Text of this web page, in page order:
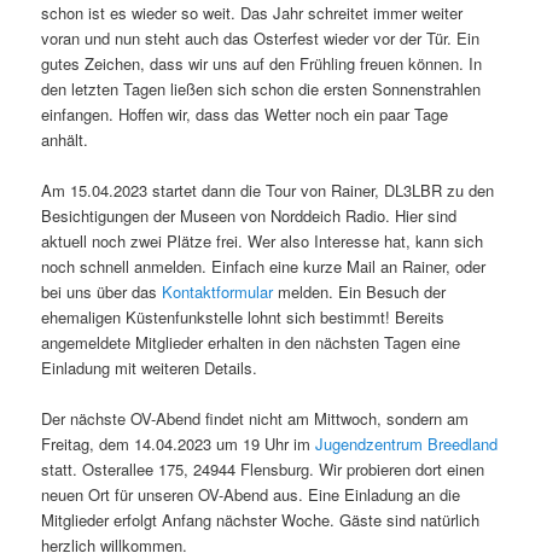
schon ist es wieder so weit. Das Jahr schreitet immer weiter
voran und nun steht auch das Osterfest wieder vor der Tür. Ein
gutes Zeichen, dass wir uns auf den Frühling freuen können. In
den letzten Tagen ließen sich schon die ersten Sonnenstrahlen
einfangen. Hoffen wir, dass das Wetter noch ein paar Tage
anhält.
Am 15.04.2023 startet dann die Tour von Rainer, DL3LBR zu den
Besichtigungen der Museen von Norddeich Radio. Hier sind
aktuell noch zwei Plätze frei. Wer also Interesse hat, kann sich
noch schnell anmelden. Einfach eine kurze Mail an Rainer, oder
bei uns über das Kontaktformularmelden. Ein Besuch der
ehemaligen Küstenfunkstelle lohnt sich bestimmt! Bereits
angemeldete Mitglieder erhalten in den nächsten Tagen eine
Einladung mit weiteren Details.
Der nächste OV-Abend findet nicht am Mittwoch, sondern am
Freitag, dem 14.04.2023 um 19 Uhr imJugendzentrum Breedland
statt. Osterallee 175, 24944 Flensburg. Wir probieren dort einen
neuen Ort für unseren OV-Abend aus. Eine Einladung an die
Mitglieder erfolgt Anfang nächster Woche. Gäste sind natürlich
herzlich willkommen.